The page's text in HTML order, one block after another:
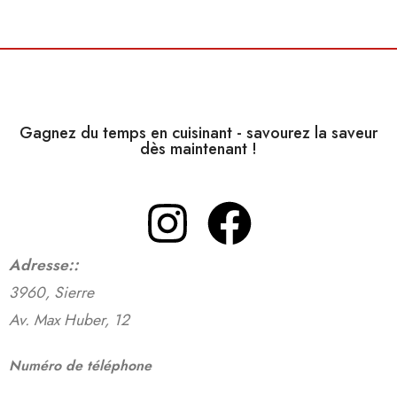
Gagnez du temps en cuisinant - savourez la saveur
dès maintenant !
Adresse::
3960, Sierre
Av. Max Huber, 12
Numéro de téléphone